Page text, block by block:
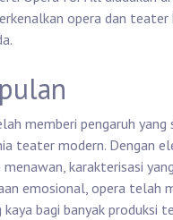
opera dan teater
memberi pengaruh yang
teater modern. Dengan
karakterisasi
emosional, opera telah
kaya bagi banyak produksi